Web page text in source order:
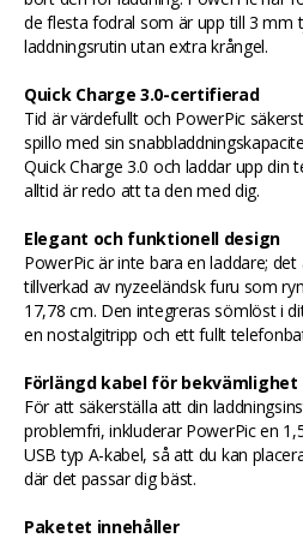
de flesta fodral som är upp till 3 mm
laddningsrutin utan extra krångel.
Quick Charge 3.0-certifierad
Tid är värdefullt och PowerPic
spillo med sin
Quick Charge 3.0 och laddar upp din
alltid är redo att ta den med dig.
Elegant och funktionell design
PowerPic är inte bara en laddare;
tillverkad av nyzeeländsk furu som
17,78 cm. Den integreras sömlöst i
en nostalgitripp och ett fullt
Förlängd kabel för bekvämlighet
För att säkerställa att din
problemfri, inkluderar PowerPic en
USB typ A-kabel, så att du kan
där det passar dig bäst.
Paketet innehåller